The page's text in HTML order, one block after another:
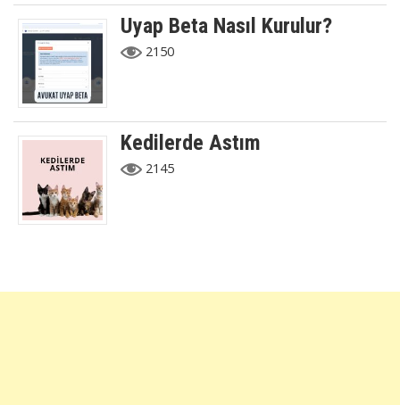
Uyap Beta Nasıl Kurulur?
2150
Kedilerde Astım
2145